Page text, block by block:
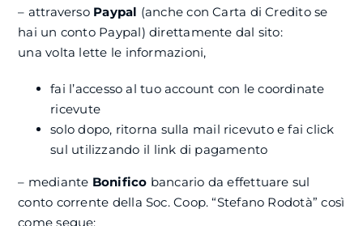
– attraverso Paypal (anche con Carta di Credito se
hai un conto Paypal) direttamente dal sito:
una volta lette le informazioni,
fai l’accesso al tuo account con le coordinate
ricevute
solo dopo, ritorna sulla mail ricevuto e fai click
sul utilizzando il link di pagamento
– mediante Bonifico bancario da effettuare sul
conto corrente della Soc. Coop. “Stefano Rodotà” così
come segue: